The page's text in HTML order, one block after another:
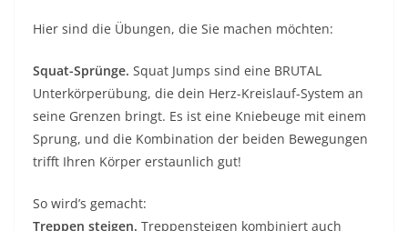
Hier sind die Übungen, die Sie machen möchten:
Squat-Sprünge. Squat Jumps sind eine BRUTAL
Unterkörperübung, die dein Herz-Kreislauf-System an
seine Grenzen bringt. Es ist eine Kniebeuge mit einem
Sprung, und die Kombination der beiden Bewegungen
trifft Ihren Körper erstaunlich gut!
So wird’s gemacht:
Treppen steigen. Treppensteigen kombiniert auch